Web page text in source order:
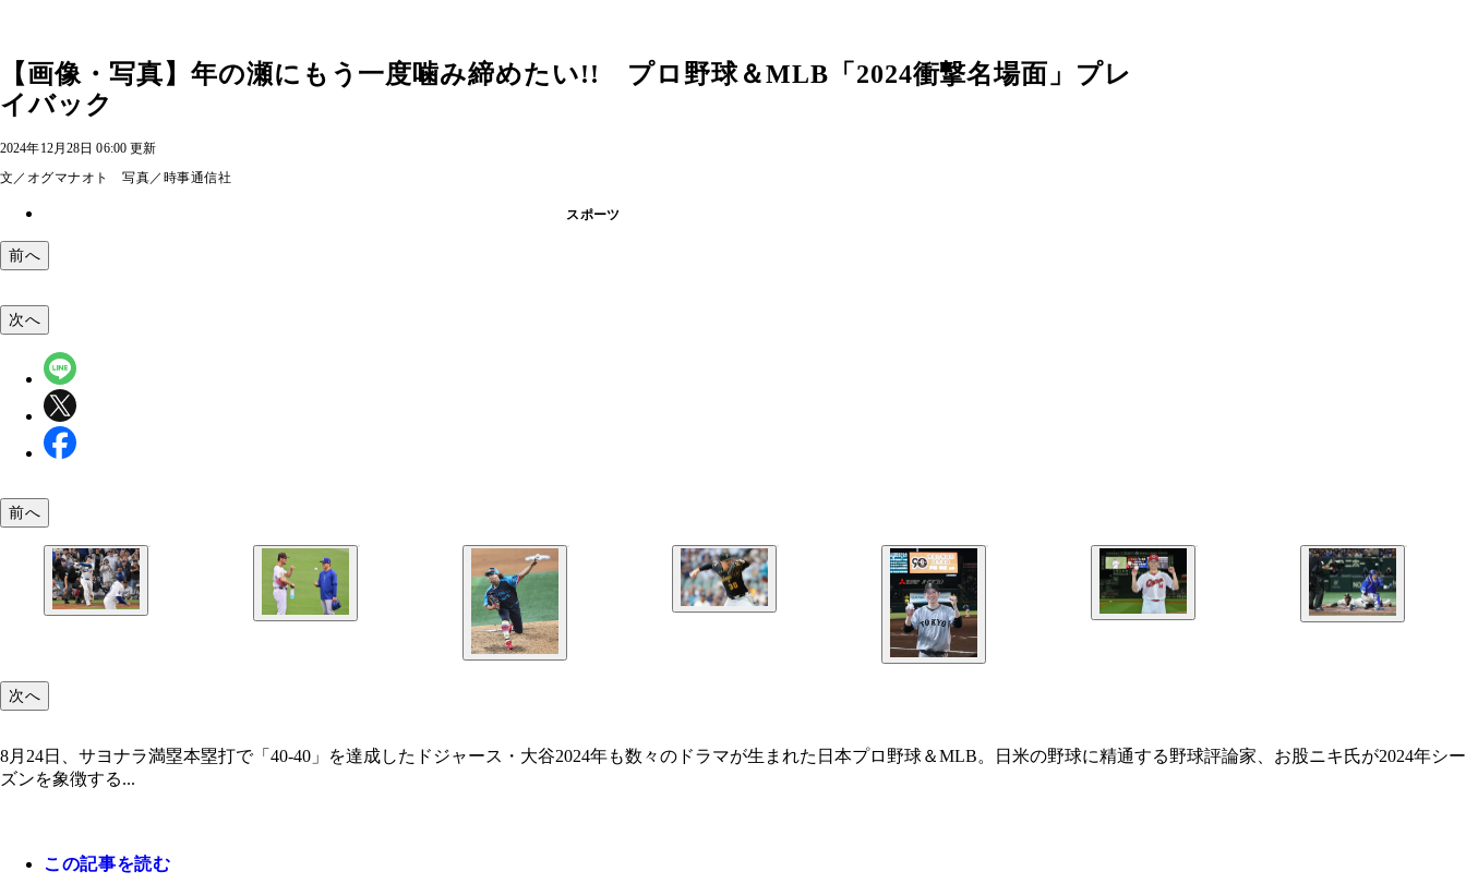
【画像・写真】年の瀬にもう一度噛み締めたい!! プロ野球＆MLB「2024衝撃名場面」プレ
イバック
2024年12月28日 06:00 更新
文／オグマナオト 写真／時事通信社
スポーツ
前へ
次へ
前へ
次へ
8月24日、サヨナラ満塁本塁打で「40-40」を達成したドジャース・大谷2024年も数々のドラマが生まれた日本プロ野球＆MLB。日米の野球に精通する野球評論家、お股ニキ氏が2024年シー
ズンを象徴する...
この記事を読む